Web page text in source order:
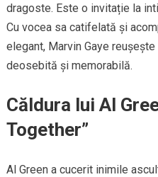
dragoste. Este o invitație la
Cu vocea sa catifelată și
elegant, Marvin Gaye
deosebită și memorabilă.
Căldura lui Al
Together”
Al Green a cucerit inimile